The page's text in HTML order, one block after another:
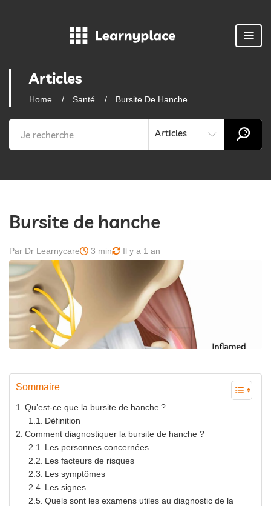
Articles
Home Santé Bursite De Hanche
Articles
Bursite de hanche
Par Dr Learnycare 3 min Il y a 1 an
Sommaire
Qu’est-ce que la bursite de hanche ?
Définition
Comment diagnostiquer la bursite de hanche ?
Les personnes concernées
Les facteurs de risques
Les symptômes
Les signes
Quels sont les examens utiles au diagnostic de la